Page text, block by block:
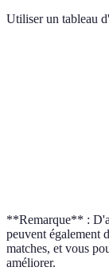
Utiliser un tableau
**Remarque** :
peuvent également
matches, et vous
améliorer.